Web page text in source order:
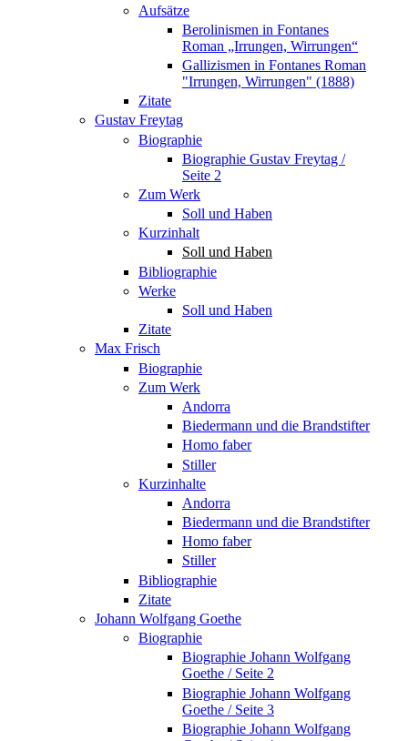
Aufsätze
Berolinismen in Fontanes
Roman „Irrungen, Wirrungen“
Gallizismen in Fontanes Roman
"Irrungen, Wirrungen" (1888)
Zitate
Gustav Freytag
Biographie
Biographie Gustav Freytag /
Seite 2
Zum Werk
Soll und Haben
Kurzinhalt
Soll und Haben
Bibliographie
Werke
Soll und Haben
Zitate
Max Frisch
Biographie
Zum Werk
Andorra
Biedermann und die Brandstifter
Homo faber
Stiller
Kurzinhalte
Andorra
Biedermann und die Brandstifter
Homo faber
Stiller
Bibliographie
Zitate
Johann Wolfgang Goethe
Biographie
Biographie Johann Wolfgang
Goethe / Seite 2
Biographie Johann Wolfgang
Goethe / Seite 3
Biographie Johann Wolfgang